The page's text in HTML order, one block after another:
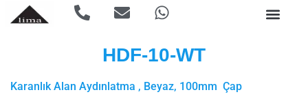
HDF-10-WT
Karanlık Alan Aydınlatma , Beyaz, 100mm Çap